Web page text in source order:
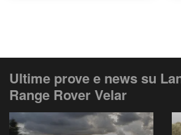
Ultime prove e news su
Range Rover Velar